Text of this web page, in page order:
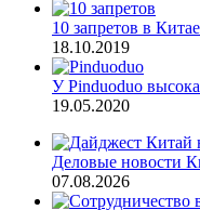
10 запретов в
18.10.2019
У Pinduoduo
19.05.2020
Деловые новости
07.08.2026